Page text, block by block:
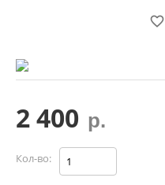

2 400 р.
Кол-во: